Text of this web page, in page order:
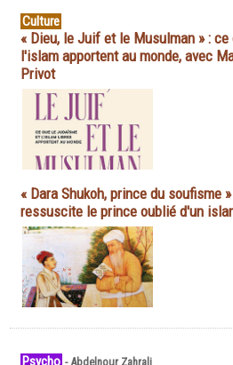
Culture
« Dieu, le Juif et le Musulman » :
l'islam apportent au monde, avec
Privot
« Dara Shukoh, prince du soufisme
ressuscite le prince oublié d'un
Psycho -Abdelnour Zahrali